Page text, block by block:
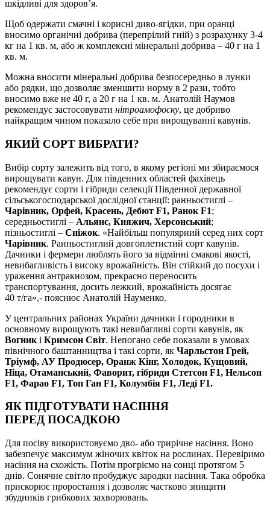
шкідливі для здоров’я.
Щоб одержати смачні і корисні диво-ягідки, при оранці
вносимо органічні добрива (перепрілий гній) з розрахунку 3-4
кг на 1 кв. м, або ж комплексні мінеральні добрива – 40 г на 1
кв. м.
Можна вносити мінеральні добрива безпосередньо в лунки
або рядки, що дозволяє зменшити норму в 2 рази, тобто
вносимо вже не 40 г, а 20 г на 1 кв. м. Анатолій Наумов
рекомендує застосовувати нітроамофоску, це добриво
найкращим чином показало себе при вирощуванні кавунів.
ЯКИЙ СОРТ ВИБРАТИ?
Вибір сорту залежить від того, в якому регіоні ми збираємося
вирощувати кавун. Для південних областей фахівець
рекомендує сорти і гібриди селекції Південної державної
сільськогосподарської дослідної станції: ранньостиглі –
Чарівник, Орфей, Красень, Дебют F1, Ранок F1;
середньостиглі – Альянс, Княжич, Херсонський;
пізньостиглі – Сніжок. «Найбільш популярний серед них сорт
Чарівник. Ранньостиглий довгоплетистий сорт кавунів.
Дачники і фермери люблять його за відмінні смакові якості,
невибагливість і високу врожайність. Він стійкий до посухи і
ураження антракнозом, прекрасно переносить
транспортування, досить лежкий, врожайність досягає
40 т/га»,- пояснює Анатолій Науменко.
У центральних районах України дачники і городники в
основному вирощують такі невибагливі сорти кавунів, як
Вогник і Кримсон Світ. Непогано себе показали в умовах
північного баштанництва і такі сорти, як Чарльстон Грей,
Тріумф, АУ Продюсер, Оранж Кінг, Холодок, Кущовий,
Ніца, Отаманський, Фаворит, гібриди Стетсон F1, Нельсон
F1, Фарао F1, Топ Ган F1, Колумбія F1, Леді F1.
ЯК ПІДГОТУВАТИ НАСІННЯ
ПЕРЕД ПОСАДКОЮ
Для посіву використовуємо дво- або трирічне насіння. Воно
забезпечує максимум жіночих квіток на рослинах. Перевіримо
насіння на схожість. Потім прогріємо на сонці протягом 5
днів. Сонячне світло пробуджує зародки насіння. Така обробка
прискорює проростання і дозволяє частково знищити
збудників грибкових захворювань.